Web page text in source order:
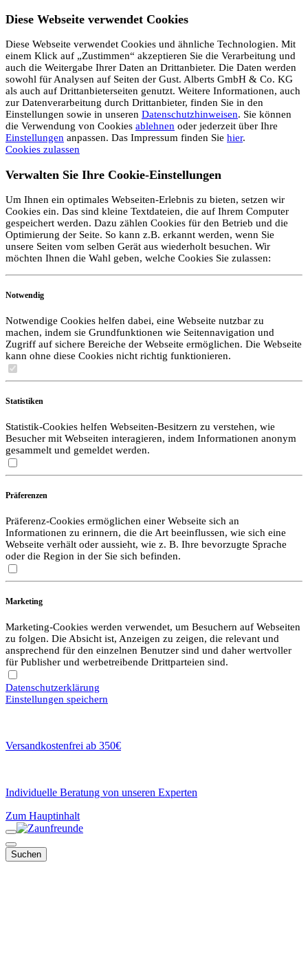
Diese Webseite verwendet Cookies
Diese Webseite verwendet Cookies und ähnliche Technologien. Mit
einem Klick auf „Zustimmen“ akzeptieren Sie die Verarbeitung und
auch die Weitergabe Ihrer Daten an Drittanbieter. Die Daten werden
sowohl für Analysen auf Seiten der Gust. Alberts GmbH & Co. KG
als auch auf Drittanbieterseiten genutzt. Weitere Informationen, auch
zur Datenverarbeitung durch Drittanbieter, finden Sie in den
Einstellungen sowie in unseren Datenschutzhinweisen. Sie können
die Verwendung von Cookies ablehnen oder jederzeit über Ihre
Einstellungen anpassen. Das Impressum finden Sie hier.
Cookies zulassen
Verwalten Sie Ihre Cookie-Einstellungen
Um Ihnen ein optimales Webseiten-Erlebnis zu bieten, setzen wir
Cookies ein. Das sind kleine Textdateien, die auf Ihrem Computer
gespeichert werden. Dazu zählen Cookies für den Betrieb und die
Optimierung der Seite. So kann z.B. erkannt werden, wenn Sie
unsere Seiten vom selben Gerät aus wiederholt besuchen. Wir
möchten Ihnen die Wahl geben, welche Cookies Sie zulassen:
Notwendig
Notwendige Cookies helfen dabei, eine Webseite nutzbar zu
machen, indem sie Grundfunktionen wie Seitennavigation und
Zugriff auf sichere Bereiche der Webseite ermöglichen. Die Webseite
kann ohne diese Cookies nicht richtig funktionieren.
Statistiken
Statistik-Cookies helfen Webseiten-Besitzern zu verstehen, wie
Besucher mit Webseiten interagieren, indem Informationen anonym
gesammelt und gemeldet werden.
Präferenzen
Präferenz-Cookies ermöglichen einer Webseite sich an
Informationen zu erinnern, die die Art beeinflussen, wie sich eine
Webseite verhält oder aussieht, wie z. B. Ihre bevorzugte Sprache
oder die Region in der Sie sich befinden.
Marketing
Marketing-Cookies werden verwendet, um Besuchern auf Webseiten
zu folgen. Die Absicht ist, Anzeigen zu zeigen, die relevant und
ansprechend für den einzelnen Benutzer sind und daher wertvoller
für Publisher und werbetreibende Drittparteien sind.
Datenschutzerklärung
Einstellungen speichern
Versandkostenfrei ab 350€
Individuelle Beratung von unseren Experten
Zum Hauptinhalt
Suchen